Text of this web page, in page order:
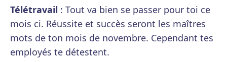
Télétravail : Tout va bien se passer pour toi ce
mois ci. Réussite et succès seront les maîtres
mots de ton mois de novembre. Cependant tes
employés te détestent.